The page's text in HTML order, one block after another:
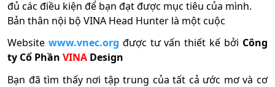
đủ các điều kiện để bạn đạt được mục tiêu của mình.
Bản thân nội bộ VINA Head Hunter là một cuộc
Website www.vnec.org được tư vấn thiết kế bởi Công
ty Cổ Phần VINA Design
Bạn đã tìm thấy nơi tập trung của tất cả ước mơ và cơ